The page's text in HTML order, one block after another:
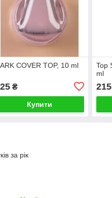
COVER TOP, 10 ml
₴
Купити
Top
ml
215
за рік